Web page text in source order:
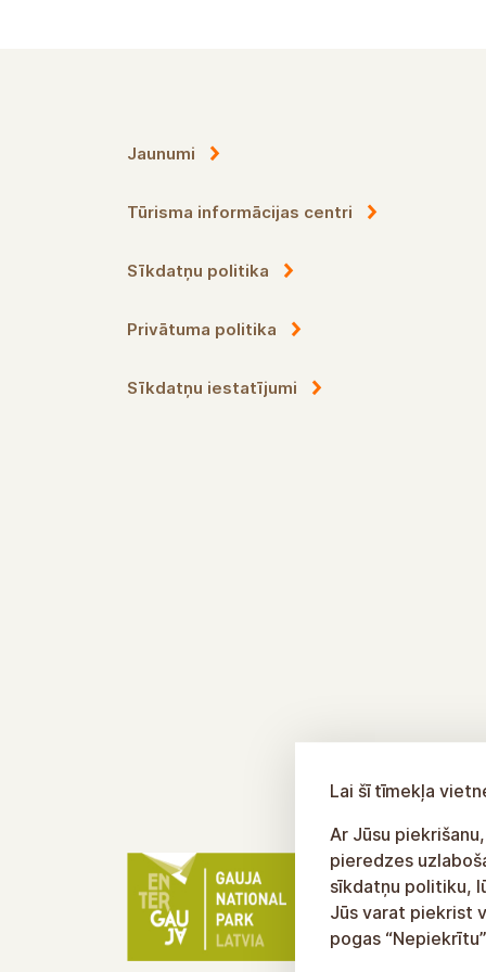
Jaunumi
Tūrisma informācijas centri
Sīkdatņu politika
Privātuma politika
Sīkdatņu iestatījumi
Lai šī tīmekļa
Ar Jūsu
pieredzes
sīkdatņu politiku,
Jūs varat piekrist
pogas